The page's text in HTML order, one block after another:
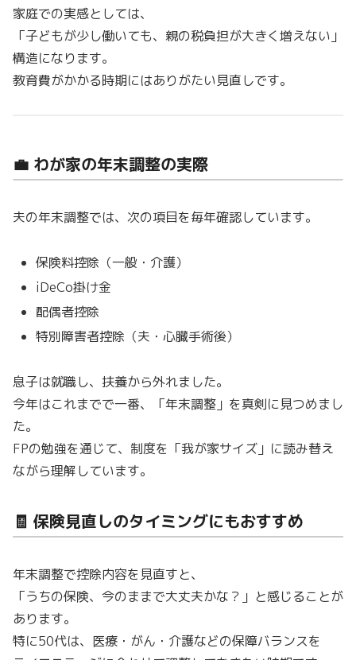
家庭での実感としては、
「子どもが少し働いても、親の税負担が大きく増えない」
構造になります。
教育費がかかる時期にはありがたい見直しです。
💼 わが家の年末調整の実際
夫の年末調整では、次の項目を毎年確認しています。
保険料控除（一般・介護）
iDeCo掛け金
配偶者控除
特別障害者控除（夫・心臓手術後）
息子は就職し、扶養から外れました。
今年はこれまでで一番、「年末調整」を真剣に見つめまし
た。
FPの勉強を通じて、制度を「我が家サイズ」に読み替え
ながら理解しています。
🧾 保険見直しのタイミングにもおすすめ
年末調整で控除内容を見直すと、
「うちの保険、今のままで大丈夫かな？」と感じることが
あります。
特に50代は、医療・がん・介護などの保障バランスを